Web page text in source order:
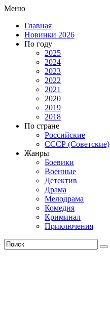
Меню
Главная
Новинки 2026
По году
2025
2024
2023
2022
2021
2020
2019
2018
По стране
Российские
СССР (Советские)
Жанры
Боевики
Военные
Детектив
Драма
Мелодрама
Комедия
Криминал
Приключения